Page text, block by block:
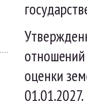
отношений
оценки
01.01.2027.